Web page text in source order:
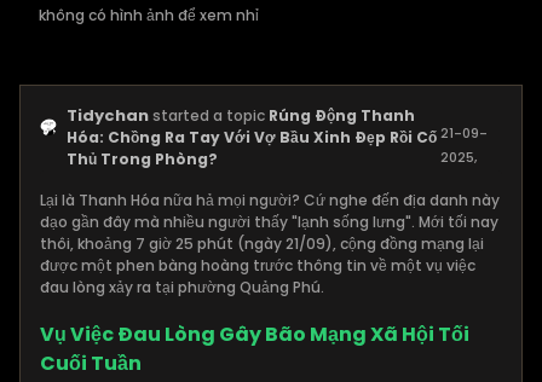
không có hình ảnh để xem nhỉ
Tidychanstarted a topic Rúng Động Thanh
Hóa: Chồng Ra Tay Với Vợ Bầu Xinh Đẹp Rồi Cố
Thủ Trong Phòng?
21-09-
2025,
Lại là Thanh Hóa nữa hả mọi người? Cứ nghe đến địa danh này
dạo gần đây mà nhiều người thấy "lạnh sống lưng". Mới tối nay
thôi, khoảng 7 giờ 25 phút (ngày 21/09), cộng đồng mạng lại
được một phen bàng hoàng trước thông tin về một vụ việc
đau lòng xảy ra tại phường Quảng Phú.
Vụ Việc Đau Lòng Gây Bão Mạng Xã Hội Tối
Cuối Tuần